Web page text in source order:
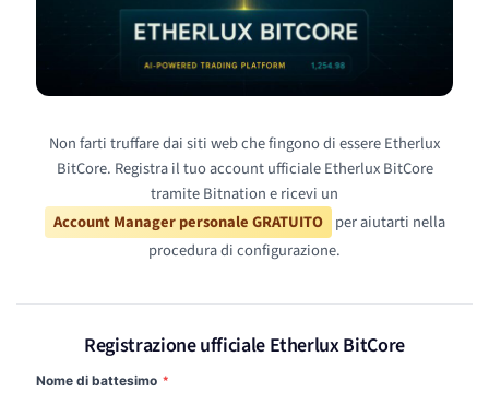
Non farti truffare dai siti web che fingono di essere Etherlux
BitCore. Registra il tuo account ufficiale Etherlux BitCore
tramite Bitnation e ricevi un
Account Manager personale GRATUITO per aiutarti nella
procedura di configurazione.
Registrazione ufficiale Etherlux BitCore
Nome di battesimo *